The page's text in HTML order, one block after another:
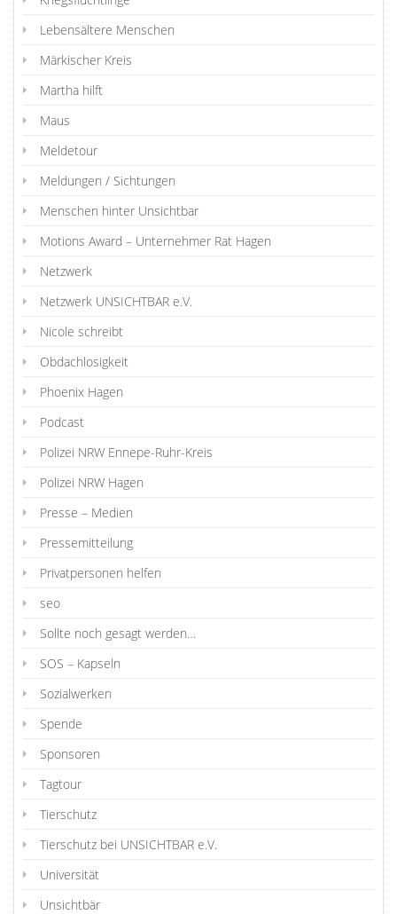
Lebensältere Menschen
Märkischer Kreis
Martha hilft
Maus
Meldetour
Meldungen / Sichtungen
Menschen hinter Unsichtbar
Motions Award – Unternehmer Rat Hagen
Netzwerk
Netzwerk UNSICHTBAR e.V.
Nicole schreibt
Obdachlosigkeit
Phoenix Hagen
Podcast
Polizei NRW Ennepe-Ruhr-Kreis
Polizei NRW Hagen
Presse – Medien
Pressemitteilung
Privatpersonen helfen
seo
Sollte noch gesagt werden…
SOS – Kapseln
Sozialwerken
Spende
Sponsoren
Tagtour
Tierschutz
Tierschutz bei UNSICHTBAR e.V.
Universität
Unsichtbär